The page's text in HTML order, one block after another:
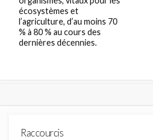
écosystèmes et
l’agriculture, d’au moins 70
% à 80 % au cours des
dernières décennies.
Raccourcis